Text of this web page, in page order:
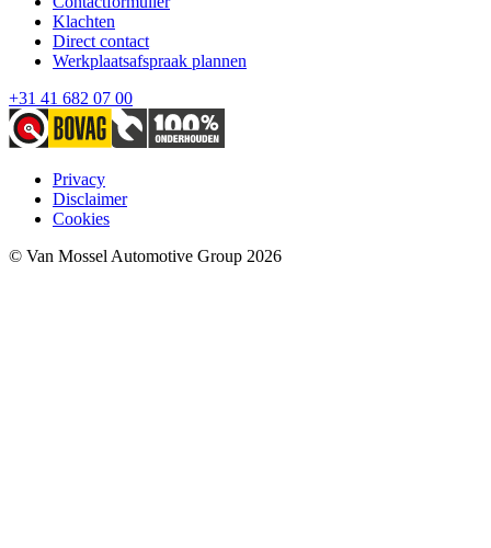
Klachten
Direct contact
Werkplaatsafspraak plannen
+31 41 682 07 00
Privacy
Disclaimer
Cookies
© Van Mossel Automotive Group 2026